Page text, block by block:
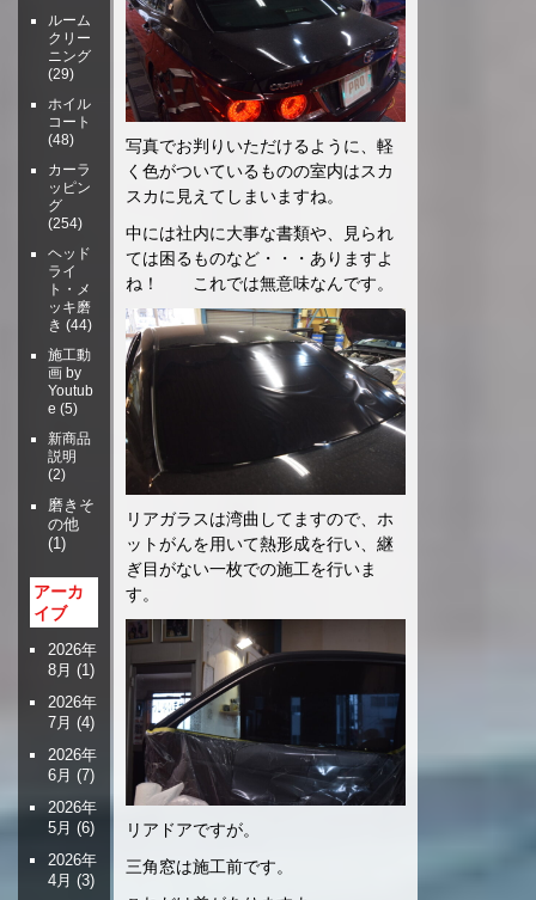
写真でお判りいただけるように、軽
く色がついているものの室内はスカ
スカに見えてしまいますね。
中には社内に大事な書類や、見られ
ては困るものなど・・・ありますよ
ね！ これでは無意味なんです。
リアガラスは湾曲してますので、ホ
ットがんを用いて熱形成を行い、継
ぎ目がない一枚での施工を行いま
す。
リアドアですが。
三角窓は施工前です。
ルーム
クリー
ニング
(29)
ホイル
コート
(48)
カーラ
ッピン
グ
(254)
ヘッド
ライ
ト・メ
ッキ磨
き (44)
施工動
画 by
Youtub
e (5)
新商品
説明
(2)
磨きそ
の他
(1)
アーカ
イブ
2026年
8月 (1)
2026年
7月 (4)
2026年
6月 (7)
2026年
5月 (6)
2026年
4月 (3)